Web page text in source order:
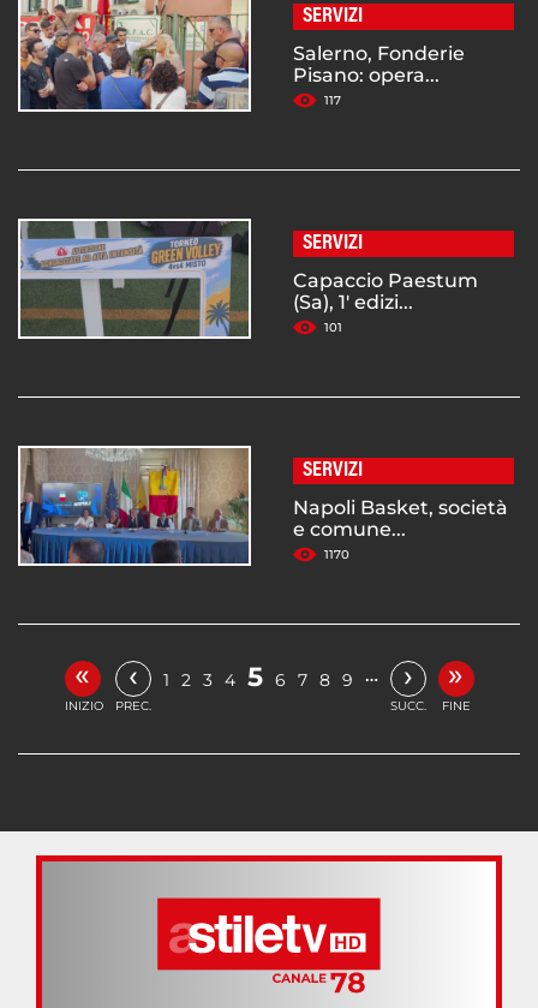
SERVIZI
Salerno, Fonderie
Pisano: opera...
117
SERVIZI
Capaccio Paestum
(Sa), 1' edizi...
101
SERVIZI
Napoli Basket, società
e comune...
1170
«
INIZIO
‹
PREC.
1 2 3 4 5 6 7 8 9 … ›
SUCC.
»
FINE